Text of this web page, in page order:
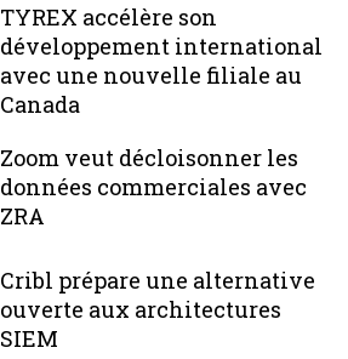
TYREX accélère son
développement international
avec une nouvelle filiale au
Canada
Zoom veut décloisonner les
données commerciales avec
ZRA
Cribl prépare une alternative
ouverte aux architectures
SIEM